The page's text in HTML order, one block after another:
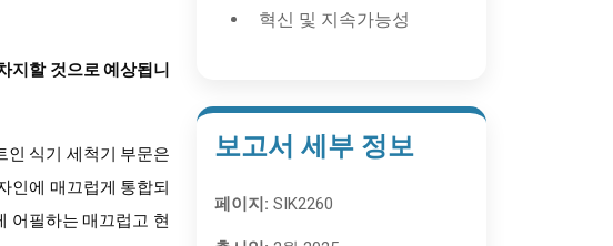
지할 것으로 예상됩니
인 식기 세척기 부문은
인에 매끄럽게 통합되
어필하는 매끄럽고 현
혁신 및 지속가능성
보고서 세부 정보
페이지: SIK2260